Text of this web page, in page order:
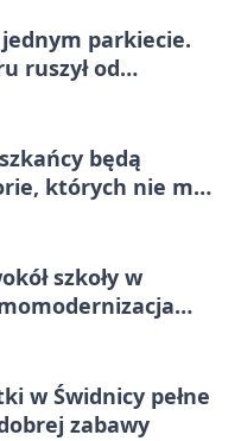
parkiecie.
ruszył od
będą
których nie ma
szkoły w
w Świdnicy pełne
zabawy